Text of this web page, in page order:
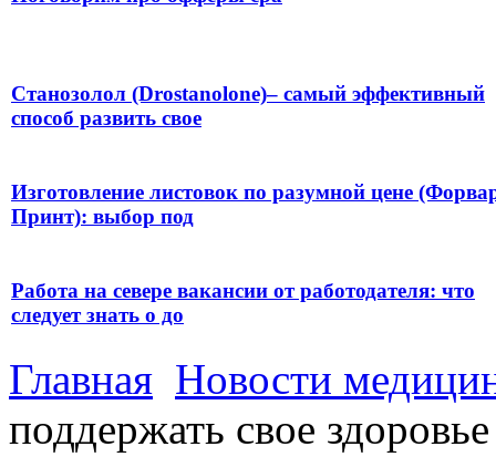
Станозолол (Drostanolone)– самый эффективный
способ развить свое
Изготовление листовок по разумной цене
Принт): выбор под
Работа на севере вакансии от работодателя: что
следует знать о до
Главная Новости
поддержать свое